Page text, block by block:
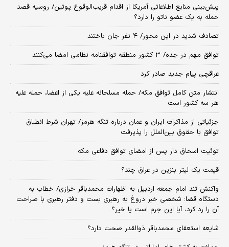
پیش‌بینی منابع اطلاعاتی آمریکا از اقدام قریب‌الوقوع پوتین/ روسیه قصد
حمله به یک عضو ناتو را دارد؟
تصادف شدید در این محور/ ۴ نفر جان باختند
توافق مهم در جده/ ۳ کشور منطقه توافقنامه نظامی امضا می‌کنند
عراقچی پیام جدید صادر کرد
انتشار متن کامل توافق مکه/ حمله مسلحانه علیه یکی از اعضا، حمله علیه
هر سه کشور است
جزئیاتی از مذاکرات ایران و عمان درباره تنگه هرمز/ تهران شرط انطباق
توافق با حقوق بین‌الملل را پذیرفت
توئیت اسحاق دار پس از امضای توافق دفاعی مکه
قیمت یک لیتر بنزین در عراق چند؟
واکنش تند امام جمعه اردبیل به اظهارات محمدباقر خرازی/ خطاب به
دستگاه قضا: شخصی خبر دروغ به رهبری بست و دفتر رهبری با صراحت
آن را رد کرد، آیا این جرم است یا خیر؟
شایعه استعفای محمدباقر ذوالقدر صحت دارد؟